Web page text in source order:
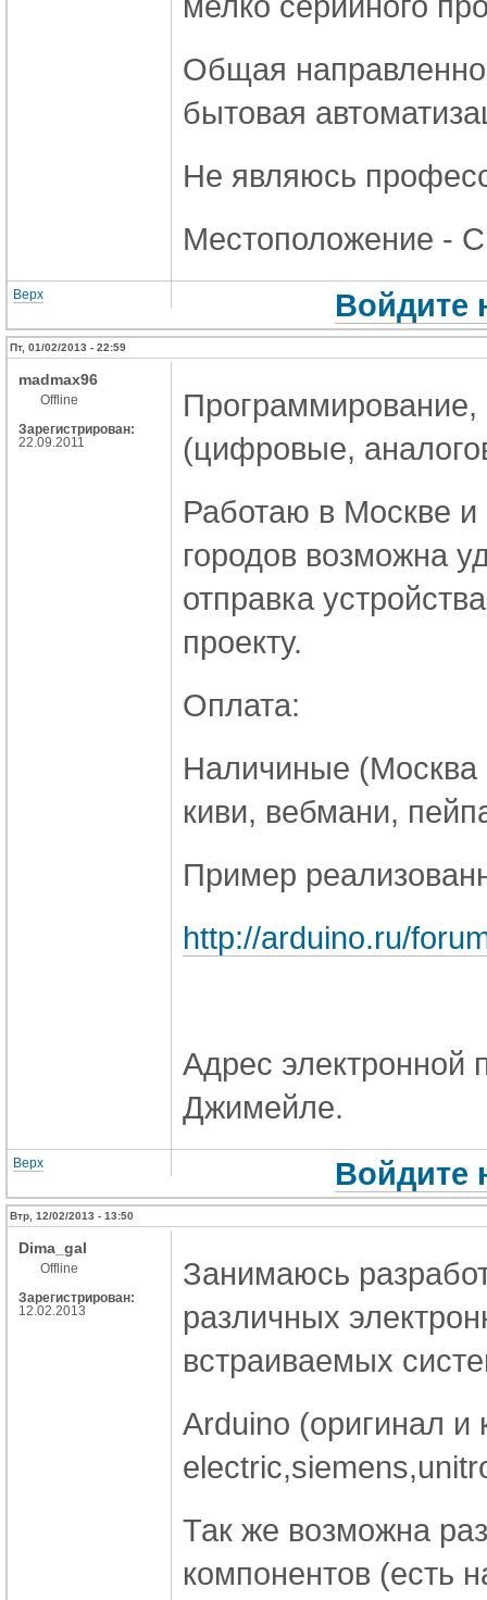
Общая
бытовая
Не являюсь
Местоположение -
Верх Войдите
Пт, 01/02/2013 - 22:59
madmax96
Offline
Зарегистрирован:
22.09.2011
Программирование,
(цифровые,
Работаю в Москве и
городов возможна
отправка
проекту.
Оплата:
Наличиные (Москва
киви, вебмани,
Пример
http://arduino.ru/
Адрес электронной
Джимейле.
Верх Войдите
Втр, 12/02/2013 - 13:50
Dima_gal
Offline
Зарегистрирован:
12.02.2013
Занимаюсь
различных
встраиваемых
Arduino (оригинал
Так же возможна
компонентов (есть